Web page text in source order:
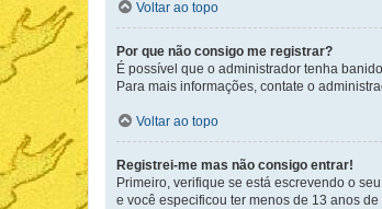
Voltar ao topo
Por que não consigo me registrar?
É possível que o administrador tenha
Para mais informações, contate o
Voltar ao topo
Registrei-me mas não consigo entrar!
Primeiro, verifique se está escrevendo o
e você especificou ter menos de 13 anos